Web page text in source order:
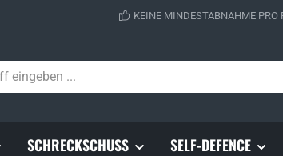
KEINE MINDESTABNAHME PRO
SCHRECKSCHUSS SELF-DEFENCE